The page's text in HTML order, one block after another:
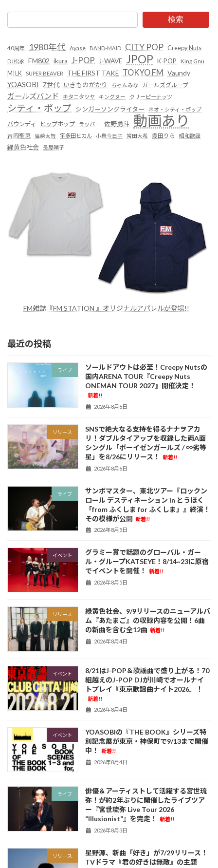
検索
40周年 1980年代 Ayase BAND-MAID CITY POP Creepy Nuts
DJ松永 FM802 ikura J-POP J-WAVE JPOP K-POP
King Gnu
M!LK
SUPER BEAVER THE FIRST TAKE TOKYO FM Vaundy
YOASOBI Z世代 いきものがかり ちゃんみな ガールズグループ
ガールズバンド キタニタツヤ キングヌー クリーピーナッツ
シティ・ポップ シンガーソングライター ネオ・シティ・ポップ
バウンディ ヒップホップ ラッパー 佐野勇斗 動画あり
吉岡聖恵 塩﨑太智 宇多田ヒカル 小泉今日子 常田大希 幾田りら 昭和歌謡
緑黄色社会 長屋晴子
FM雑誌『FM STATION 』オリジナルアパレルが登場!!
最近の投稿
ライブ
ソールドアウトは必至！Creepy Nutsの
国内ARENA TOUR『Creepy Nuts
ONEMAN TOUR 2027』開催決定！
新着!!
2026年8月6日
リリース
SNSで絶大なる支持を得るナナヲアカ
リ！ダブルタイアップを収録した両A面
シングル「ボーイゼンガールズ / ∞劣等
星」を8/26にリリース！
新着!!
2026年8月6日
ライブ
サンボマスター、東北ツアー『ロックン
ロール デスティネーション in とうほく
「from ふくしま for ふくしま」』終演！
その模様が公開 新着!!
2026年8月5日
イベント
グラミー賞で話題のグローバル・ガー
ル・グループKATSEYE！8/14~23に原宿
でイベントを開催！
新着!!
2026年8月5日
リリース
緑黄色社会、9/9リリースのニューアルバ
ム『あたまご』の収録内容を公開！6曲
の新曲を含む全12曲 新着!!
2026年8月4日
イベント
8/21はJ-POP＆歌謡曲で盛り上がる！70
組越えのJ-POP DJが川崎でオールナイ
トプレイ『東京歌謡曲ナイト2026』！
新着!!
2026年8月4日
イベント
YOASOBIの『THE BOOK』シリーズ特
別記念展が東京・神保町で9/13まで開催
中！
新着!!
2026年8月4日
ライブ
俳優＆アーティストして活躍する宮世琉
弥！が約2年ぶりに開催したライブツア
ー『宮世琉弥 Live Tour 2026
“Illusionist”』を完走！
新着!!
2026年8月3日
リリース
星野源、新曲「好き」が7/29リリース！
TVドラマ『君の好きは無敵』の主題